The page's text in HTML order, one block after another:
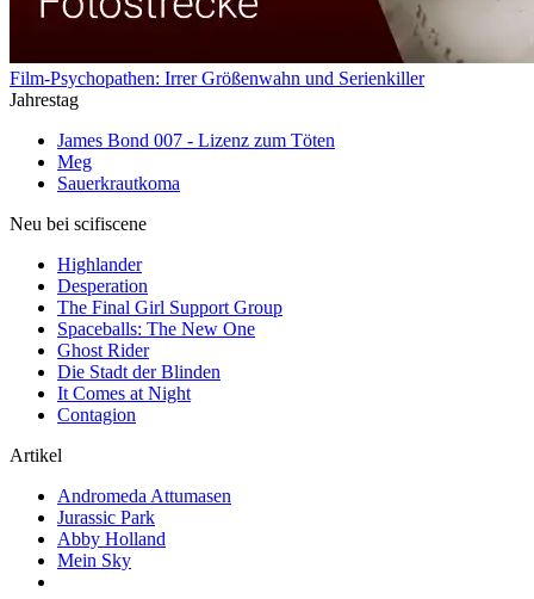
Film-Psychopathen: Irrer Größenwahn und Serienkiller
Jahrestag
James Bond 007 - Lizenz zum Töten
Meg
Sauerkrautkoma
Neu bei scifiscene
Highlander
Desperation
The Final Girl Support Group
Spaceballs: The New One
Ghost Rider
Die Stadt der Blinden
It Comes at Night
Contagion
Artikel
Andromeda Attumasen
Jurassic Park
Abby Holland
Mein Sky